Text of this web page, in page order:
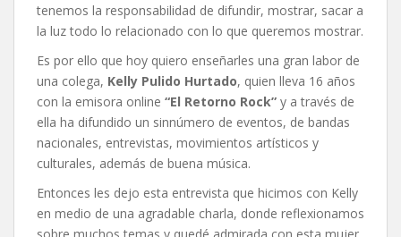
tenemos la responsabilidad de difundir, mostrar, sacar a
la luz todo lo relacionado con lo que queremos mostrar.
Es por ello que hoy quiero enseñarles una gran labor de
una colega, Kelly Pulido Hurtado, quien lleva 16 años
con la emisora online “El Retorno Rock” y a través de
ella ha difundido un sinnúmero de eventos, de bandas
nacionales, entrevistas, movimientos artísticos y
culturales, además de buena música.
Entonces les dejo esta entrevista que hicimos con Kelly
en medio de una agradable charla, donde reflexionamos
sobre muchos temas y quedé admirada con esta mujer